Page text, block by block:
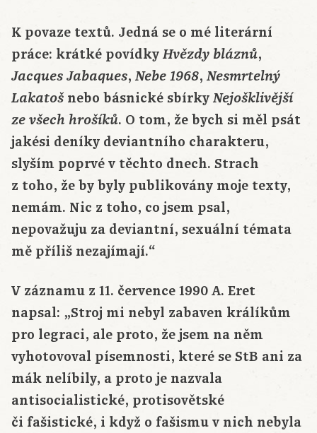
K povaze textů. Jedná se o mé literární
práce: krátké povídky Hvězdy bláznů,
Jacques Jabaques, Nebe 1968, Nesmrtelný
Lakatoš nebo básnické sbírky Nejošklivější
ze všech hrošíků. O tom, že bych si měl psát
jakési deníky deviantního charakteru,
slyším poprvé v těchto dnech. Strach
z toho, že by byly publikovány moje texty,
nemám. Nic z toho, co jsem psal,
nepovažuju za deviantní, sexuální témata
mě příliš nezajímají.“
V záznamu z 11. července 1990 A. Eret
napsal: „Stroj mi nebyl zabaven králíkům
pro legraci, ale proto, že jsem na něm
vyhotovoval písemnosti, které se StB ani za
mák nelíbily, a proto je nazvala
antisocialistické, protisovětské
či fašistické, i když o fašismu v nich nebyla